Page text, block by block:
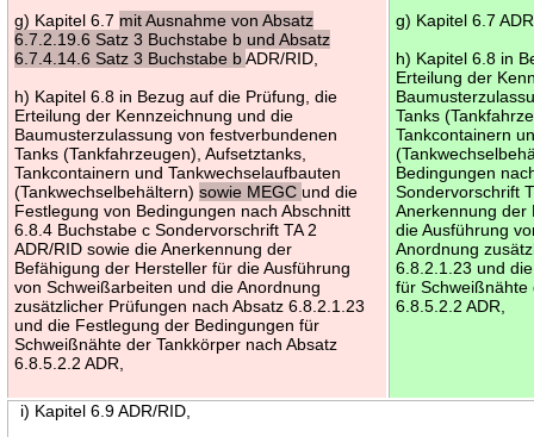
g) Kapitel 6.7 mit Ausnahme von Absatz
6.7.2.19.6 Satz 3 Buchstabe b und Absatz
6.7.4.14.6 Satz 3 Buchstabe bADR/RID,
h) Kapitel 6.8 in Bezug auf die Prüfung, die
Erteilung der Kennzeichnung und die
Baumusterzulassung von festverbundenen
Tanks (Tankfahrzeugen), Aufsetztanks,
Tankcontainern und Tankwechselaufbauten
(Tankwechselbehältern)sowie MEGCund die
Festlegung von Bedingungen nach Abschnitt
6.8.4 Buchstabe c Sondervorschrift TA 2
ADR/RID sowie die Anerkennung der
Befähigung der Hersteller für die Ausführung
von Schweißarbeiten und die Anordnung
zusätzlicher Prüfungen nach Absatz 6.8.2.1.23
und die Festlegung der Bedingungen für
Schweißnähte der Tankkörper nach Absatz
6.8.5.2.2 ADR,
g) Kapitel 6.7
h) Kapitel 6.8 in
Erteilung der
Tanks
Tankcontainern
Bedingungen
Sondervorschrift
Anerkennung der
die Ausführung
Anordnung
6.8.2.1.23 und
für Schweißnähte
6.8.5.2.2 ADR,
i) Kapitel 6.9 ADR/RID,